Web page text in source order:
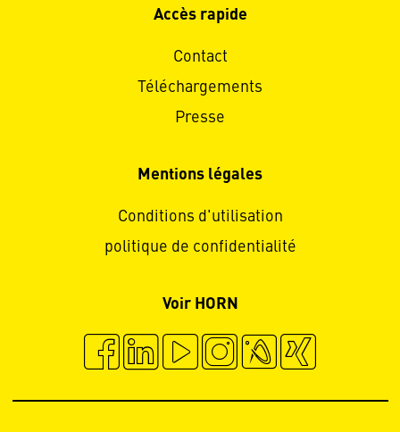
Accès rapide
Contact
Téléchargements
Presse
Mentions légales
Conditions d'utilisation
politique de confidentialité
Voir HORN